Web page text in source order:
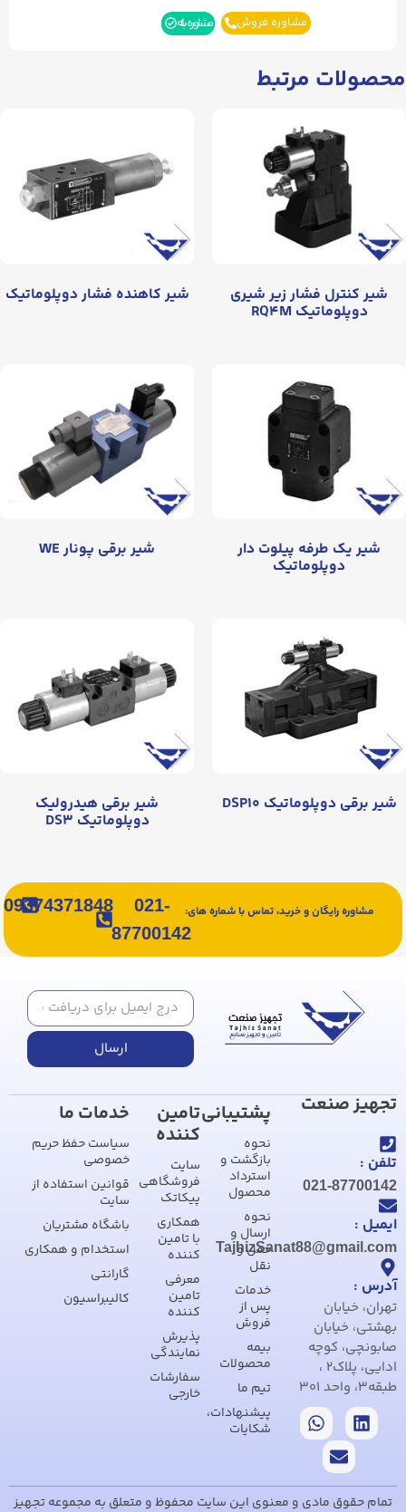
مشاوره فروش مشاوره بله
محصولات مرتبط
شیر کنترل فشار زیر شیری
دوپلوماتیک RQ۴M
شیر کاهنده فشار دوپلوماتیک
شیر یک طرفه پیلوت دار
دوپلوماتیک
شیر برقی پونار WE
شیر برقی دوپلوماتیک DSP۱۰ شیر برقی هیدرولیک
دوپلوماتیک DS۳
مشاوره رایگان و خرید، تماس با شماره های:
021-
87700142
09374371848
ارسال
تجهیز صنعت
تلفن :
021-87700142
ایمیل :
TajhizSanat88@gmail.com
آدرس :
تهران، خیابان
بهشتی، خیابان
صابونچی، کوچه
ادایی، پلاک2 ،
طبقه3، واحد 301
پشتیبانی
نحوه
بازگشت و
استرداد
محصول
نحوه
ارسال و
حمل و
نقل
خدمات
پس از
فروش
بیمه
محصولات
تیم ما
پیشنهادات،
شکایات
تامین
کننده
سایت
فروشگاهی
پیکاتک
همکاری
با تامین
کننده
معرفی
تامین
کننده
پذیرش
نمایندگی
سفارشات
خارجی
خدمات ما
سیاست حفظ حریم
خصوصی
قوانین استفاده از
سایت
باشگاه مشتریان
استخدام و همکاری
گارانتی
کالیبراسیون
تمام حقوق مادی و معنوی این سایت محفوظ و متعلق به مجموعه تجهیز